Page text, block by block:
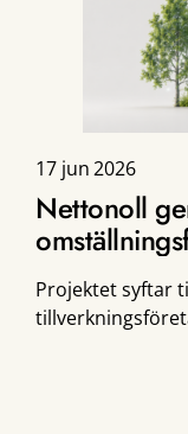
17 jun 2026
Nettonoll
Projektet syftar